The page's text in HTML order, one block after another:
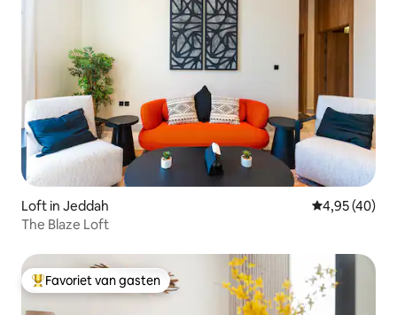
Loft in Jeddah Gemiddelde
4,95 (40)
The Blaze Loft
Topfavoriet van gasten
Favoriet van gasten